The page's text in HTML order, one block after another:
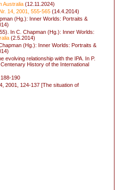
Australia(12.11.2024)
14, 2001, 555-565(14.4.2014)
(Hg.): Inner Worlds: Portraits &
In C. Chapman (Hg.): Inner Worlds:
(2.5.2014)
(Hg.): Inner Worlds: Portraits &
evolving relationship with the IPA. In P.
History of the International
190
2001, 124-137 [The situation of